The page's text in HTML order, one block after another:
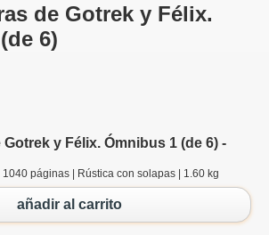
de Gotrek y Félix.
6)
y Félix. Ómnibus 1 (de 6) -
páginas | Rústica con solapas | 1.60 kg
añadir al carrito